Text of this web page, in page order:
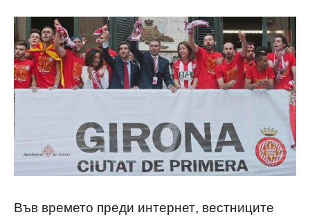
Във времето преди интернет, вестниците